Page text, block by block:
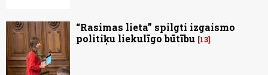
“Rasimas lieta” spilgti izgaismo
politiķu liekulīgo būtību 13